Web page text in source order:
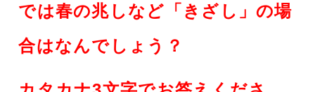
では春の兆しなど「きざし」の場
合はなんでしょう？